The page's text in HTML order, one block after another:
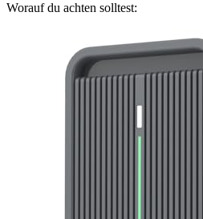
Worauf du achten solltest: